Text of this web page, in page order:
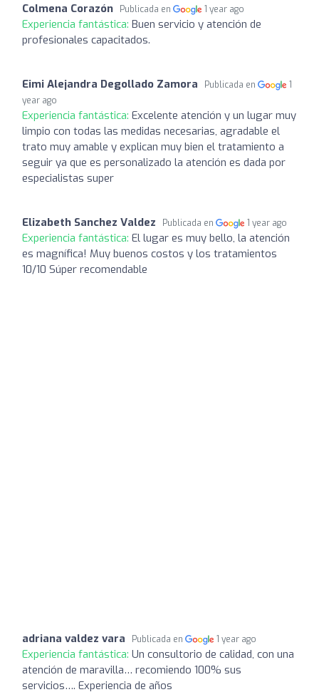
Colmena Corazón Publicada en 1 year ago
Experiencia fantástica: Buen servicio y atención de
profesionales capacitados.
Eimi Alejandra Degollado Zamora Publicada en
1
year ago
Experiencia fantástica: Excelente atención y un lugar muy
limpio con todas las medidas necesarias, agradable el
trato muy amable y explican muy bien el tratamiento a
seguir ya que es personalizado la atención es dada por
especialistas super
Elizabeth Sanchez Valdez Publicada en 1 year ago
Experiencia fantástica: El lugar es muy bello, la atención
es magnífica! Muy buenos costos y los tratamientos
10/10 Súper recomendable
adriana valdez vara Publicada en 1 year ago
Experiencia fantástica: Un consultorio de calidad, con una
atención de maravilla… recomiendo 100% sus
servicios…. Experiencia de años